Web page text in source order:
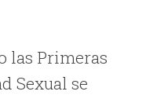
las Primeras
Sexual se